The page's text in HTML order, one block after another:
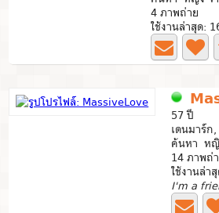
4 ภาพถ่าย
ใช้งานล่าสุด:
57 ปี
เดนมาร์
ค้นหา หญิ
14 ภาพถ่
ใช้งานล่า